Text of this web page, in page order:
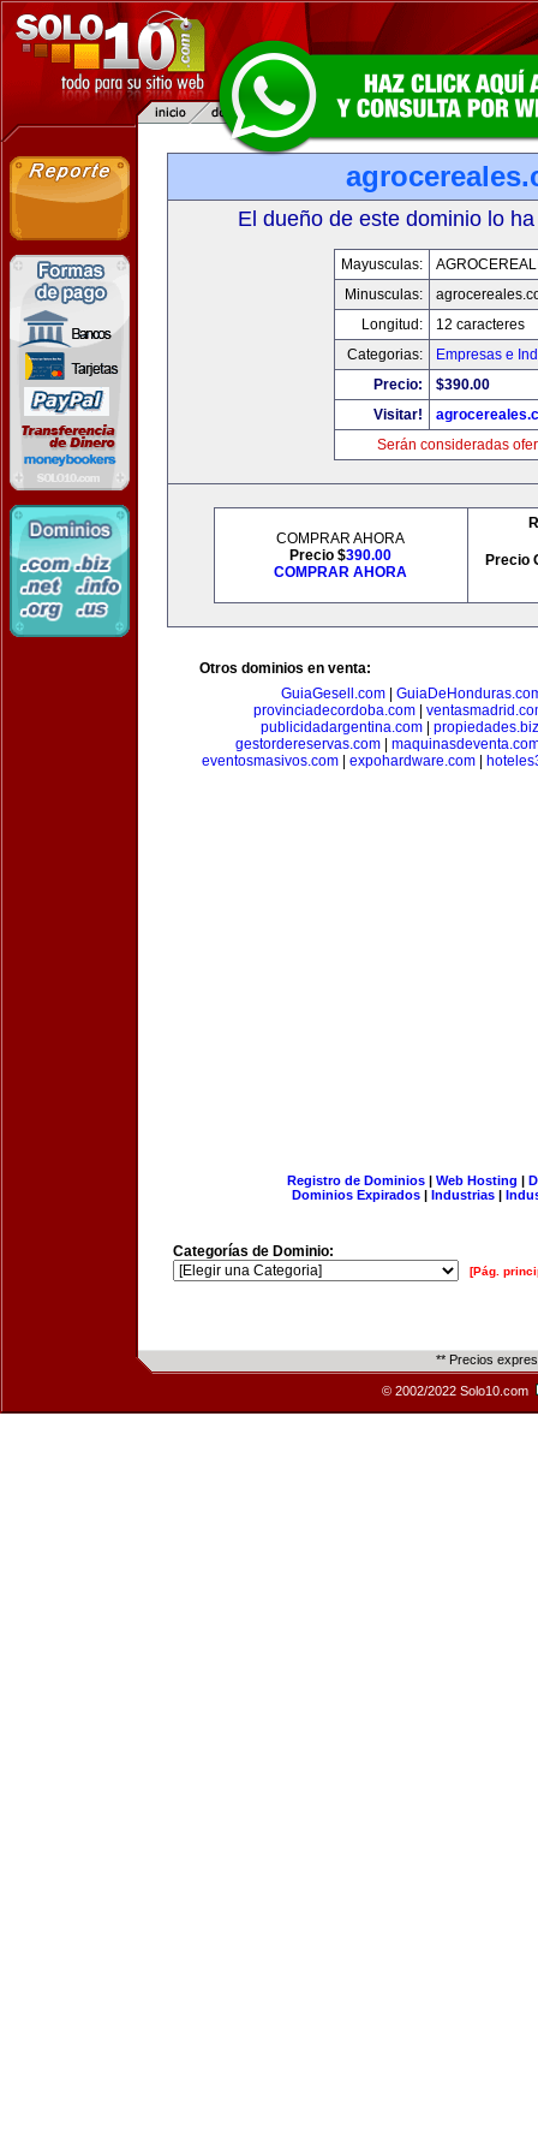
El dueño de este dominio lo
Mayusculas:
Minusculas:
Longitud:
12 caracteres
Categorias:
Empresas e
Precio:
$390.00
Visitar!
Serán consideradas
COMPRAR AHORA
Precio $390.00
COMPRAR AHORA
Precio
Otros dominios en venta:
GuiaGesell.com
provinciadecordoba.com
publicidadargentina.com| propiedades.biz
gestordereservas.com|
eventosmasivos.com
expohardware.com
Registro de Dominios| Web Hosting |
Dominios Expirados | Industrias |
Categorías de Dominio:
[Pág.
** Precios
© 2002/2022 Solo10.com